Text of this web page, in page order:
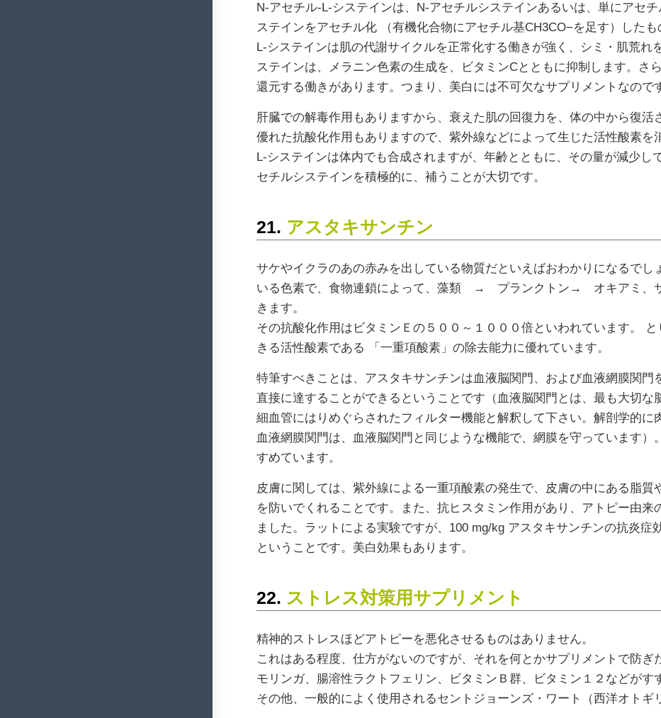
N-アセチル-L-システインは、N-アセチルシステインあるいは、単にアセ
ステインをアセチル化 （有機化合物にアセチル基CH3CO−を足す）した
L-システインは肌の代謝サイクルを正常化する働きが強く、シミ・肌荒れ
ステインは、メラニン色素の生成を、ビタミンCとともに抑制します。さ
還元する働きがあります。つまり、美白には不可欠なサプリメントなので
肝臓での解毒作用もありますから、衰えた肌の回復力を、体の中から復活
優れた抗酸化作用もありますので、紫外線などによって生じた活性酸素を
L-システインは体内でも合成されますが、年齢とともに、その量が減少し
セチルシステインを積極的に、補うことが大切です。
21. アスタキサンチン
サケやイクラのあの赤みを出している物質だといえばおわかりになるで
いる色素で、食物連鎖によって、藻類 → プランクトン→ オキアミ
きます。
その抗酸化作用はビタミンＥの５００～１０００倍といわれています。
きる活性酸素である 「一重項酸素」の除去能力に優れています。
特筆すべきことは、アスタキサンチンは血液脳関門、および血液網膜関
直接に達することができるということです（血液脳関門とは、最も大切
細血管にはりめぐらされたフィルター機能と解釈して下さい。解剖学的に
血液網膜関門は、血液脳関門と同じような機能で、網膜を守っています
すめています。
皮膚に関しては、紫外線による一重項酸素の発生で、皮膚の中にある脂
を防いでくれることです。また、抗ヒスタミン作用があり、アトピー由
ました。ラットによる実験ですが、100 mg/kg アスタキサンチンの抗炎
ということです。美白効果もあります。
22. ストレス対策用サプリメント
精神的ストレスほどアトピーを悪化させるものはありません。
これはある程度、仕方がないのですが、それを何とかサプリメントで防ぎ
モリンガ、腸溶性ラクトフェリン、ビタミンＢ群、ビタミン１２などがす
その他、一般的によく使用されるセントジョーンズ・ワート（西洋オトギ